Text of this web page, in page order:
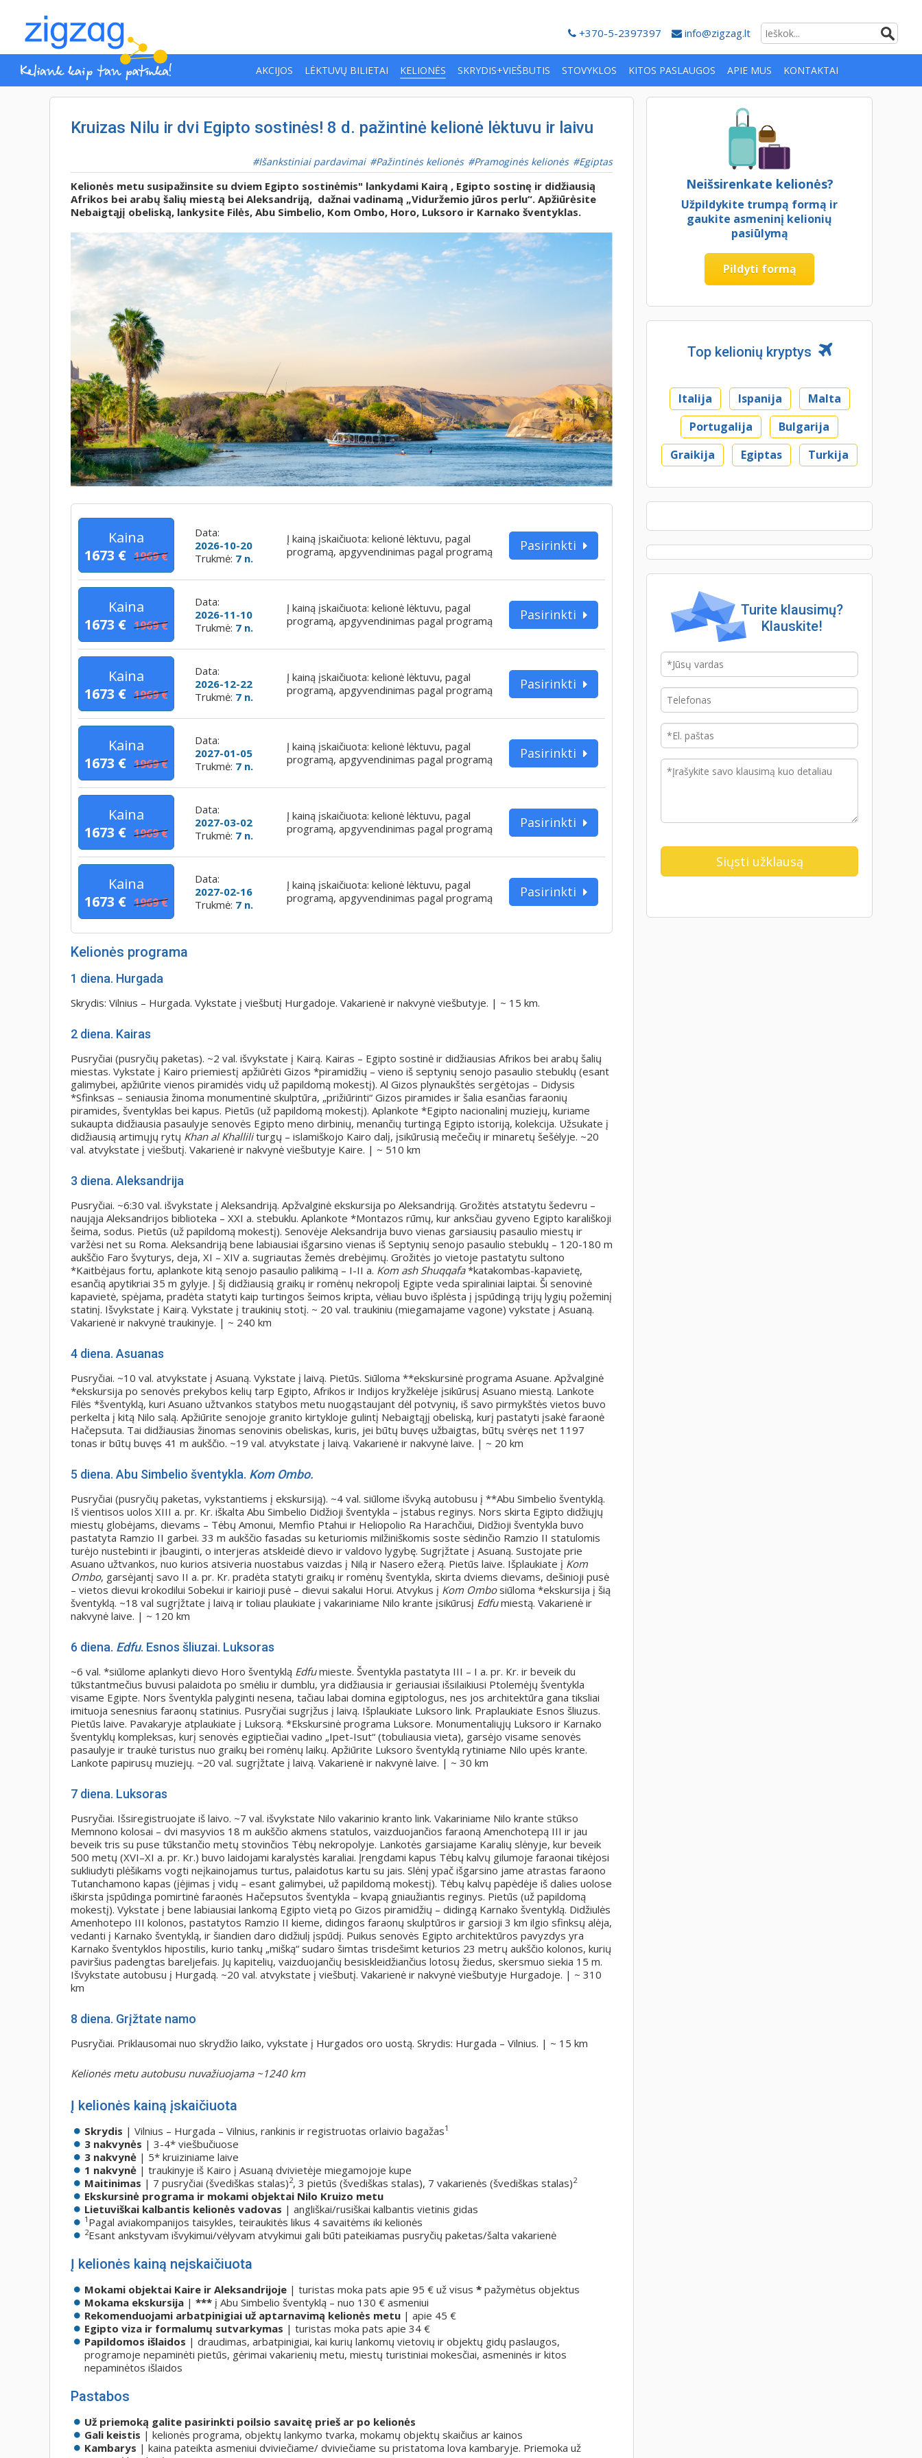
+370-5-2397397 info@zigzag.lt
AKCIJOS LĖKTUVŲ BILIETAI KELIONĖS SKRYDIS+VIEŠBUTIS STOVYKLOS KITOS PASLAUGOS APIE MUS KONTAKTAI
Kruizas Nilu ir dvi Egipto sostinės! 8 d. pažintinė kelionė lėktuvu ir laivu
Išankstiniai pardavimai Pažintinės kelionės Pramoginės kelionės Egiptas
Kelionės metu susipažinsite su dviem Egipto sostinėmis" lankydami Kairą , Egipto sostinę ir didžiausią
Afrikos bei arabų šalių miestą bei Aleksandriją, dažnai vadinamą „Viduržemio jūros perlu“. Apžiūrėsite
Nebaigtąjį obeliską, lankysite Filės, Abu Simbelio, Kom Ombo, Horo, Luksoro ir Karnako šventyklas.
Kaina
1673 € 1969 €
Data:
2026-10-20
Trukmė: 7 n.
Į kainą įskaičiuota: kelionė lėktuvu, pagal
programą, apgyvendinimas pagal programą
Pasirinkti
Kaina
1673 € 1969 €
Data:
2026-11-10
Trukmė: 7 n.
Į kainą įskaičiuota: kelionė lėktuvu, pagal
programą, apgyvendinimas pagal programą
Pasirinkti
Kaina
1673 € 1969 €
Data:
2026-12-22
Trukmė: 7 n.
Į kainą įskaičiuota: kelionė lėktuvu, pagal
programą, apgyvendinimas pagal programą
Pasirinkti
Kaina
1673 € 1969 €
Data:
2027-01-05
Trukmė: 7 n.
Į kainą įskaičiuota: kelionė lėktuvu, pagal
programą, apgyvendinimas pagal programą
Pasirinkti
Kaina
1673 € 1969 €
Data:
2027-03-02
Trukmė: 7 n.
Į kainą įskaičiuota: kelionė lėktuvu, pagal
programą, apgyvendinimas pagal programą
Pasirinkti
Kaina
1673 € 1969 €
Data:
2027-02-16
Trukmė: 7 n.
Į kainą įskaičiuota: kelionė lėktuvu, pagal
programą, apgyvendinimas pagal programą
Pasirinkti
Kelionės programa
1 diena. Hurgada
Skrydis: Vilnius – Hurgada. Vykstate į viešbutį Hurgadoje. Vakarienė ir nakvynė viešbutyje. | ~ 15 km.
2 diena. Kairas
Pusryčiai (pusryčių paketas). ~2 val. išvykstate į Kairą. Kairas – Egipto sostinė ir didžiausias Afrikos bei arabų šalių
miestas. Vykstate į Kairo priemiestį apžiūrėti Gizos *piramidžių – vieno iš septynių senojo pasaulio stebuklų (esant
galimybei, apžiūrite vienos piramidės vidų už papildomą mokestį). Al Gizos plynaukštės sergėtojas – Didysis
*Sfinksas – seniausia žinoma monumentinė skulptūra, „prižiūrinti“ Gizos piramides ir šalia esančias faraonių
piramides, šventyklas bei kapus. Pietūs (už papildomą mokestį). Aplankote *Egipto nacionalinį muziejų, kuriame
sukaupta didžiausia pasaulyje senovės Egipto meno dirbinių, menančių turtingą Egipto istoriją, kolekcija. Užsukate į
didžiausią artimųjų rytų Khan al Khalliliturgų – islamiškojo Kairo dalį, įsikūrusią mečečių ir minaretų šešėlyje. ~20
val. atvykstate į viešbutį. Vakarienė ir nakvynė viešbutyje Kaire. | ~ 510 km
3 diena. Aleksandrija
Pusryčiai. ~6:30 val. išvykstate į Aleksandriją. Apžvalginė ekskursija po Aleksandriją. Grožitės atstatytu šedevru –
naująja Aleksandrijos biblioteka – XXI a. stebuklu. Aplankote *Montazos rūmų, kur anksčiau gyveno Egipto karališkoji
šeima, sodus. Pietūs (už papildomą mokestį). Senovėje Aleksandrija buvo vienas garsiausių pasaulio miestų ir
varžėsi net su Roma. Aleksandriją bene labiausiai išgarsino vienas iš Septynių senojo pasaulio stebuklų – 120-180 m
aukščio Faro švyturys, deja, XI – XIV a. sugriautas žemės drebėjimų. Grožitės jo vietoje pastatytu sultono
*Kaitbėjaus fortu, aplankote kitą senojo pasaulio palikimą – I-II a. Kom ash Shuqqafa*katakombas-kapavietę,
esančią apytikriai 35 m gylyje. Į šį didžiausią graikų ir romėnų nekropolį Egipte veda spiraliniai laiptai. Ši senovinė
kapavietė, spėjama, pradėta statyti kaip turtingos šeimos kripta, vėliau buvo išplėsta į įspūdingą trijų lygių požeminį
statinį. Išvykstate į Kairą. Vykstate į traukinių stotį. ~ 20 val. traukiniu (miegamajame vagone) vykstate į Asuaną.
Vakarienė ir nakvynė traukinyje. | ~ 240 km
4 diena. Asuanas
Pusryčiai. ~10 val. atvykstate į Asuaną. Vykstate į laivą. Pietūs. Siūloma **ekskursinė programa Asuane. Apžvalginė
*ekskursija po senovės prekybos kelių tarp Egipto, Afrikos ir Indijos kryžkelėje įsikūrusį Asuano miestą. Lankote
Filės *šventyklą, kuri Asuano užtvankos statybos metu nuogąstaujant dėl potvynių, iš savo pirmykštės vietos buvo
perkelta į kitą Nilo salą. Apžiūrite senojoje granito kirtykloje gulintį Nebaigtąjį obeliską, kurį pastatyti įsakė faraonė
Hačepsuta. Tai didžiausias žinomas senovinis obeliskas, kuris, jei būtų buvęs užbaigtas, būtų svėręs net 1197
tonas ir būtų buvęs 41 m aukščio. ~19 val. atvykstate į laivą. Vakarienė ir nakvynė laive. | ~ 20 km
5 diena. Abu Simbelio šventykla. Kom Ombo.
Pusryčiai (pusryčių paketas, vykstantiems į ekskursiją). ~4 val. siūlome išvyką autobusu į **Abu Simbelio šventyklą.
Iš vientisos uolos XIII a. pr. Kr. iškalta Abu Simbelio Didžioji šventykla – įstabus reginys. Nors skirta Egipto didžiųjų
miestų globėjams, dievams – Tėbų Amonui, Memfio Ptahui ir Heliopolio Ra Harachčiui, Didžioji šventykla buvo
pastatyta Ramzio II garbei. 33 m aukščio fasadas su keturiomis milžiniškomis soste sėdinčio Ramzio II statulomis
turėjo nustebinti ir įbauginti, o interjeras atskleidė dievo ir valdovo lygybę. Sugrįžtate į Asuaną. Sustojate prie
Asuano užtvankos, nuo kurios atsiveria nuostabus vaizdas į Nilą ir Nasero ežerą. Pietūs laive. Išplaukiate į Kom
Ombo, garsėjantį savo II a. pr. Kr. pradėta statyti graikų ir romėnų šventykla, skirta dviems dievams, dešinioji pusė
– vietos dievui krokodilui Sobekui ir kairioji pusė – dievui sakalui Horui. Atvykus į Kom Ombosiūloma *ekskursija į šią
šventyklą. ~18 val sugrįžtate į laivą ir toliau plaukiate į vakariniame Nilo krante įsikūrusį Edfumiestą. Vakarienė ir
nakvynė laive. | ~ 120 km
6 diena. Edfu. Esnos šliuzai. Luksoras
~6 val. *siūlome aplankyti dievo Horo šventyklą Edfumieste. Šventykla pastatyta III – I a. pr. Kr. ir beveik du
tūkstantmečius buvusi palaidota po smėliu ir dumblu, yra didžiausia ir geriausiai išsilaikiusi Ptolemėjų šventykla
visame Egipte. Nors šventykla palyginti nesena, tačiau labai domina egiptologus, nes jos architektūra gana tiksliai
imituoja senesnius faraonų statinius. Pusryčiai sugrįžus į laivą. Išplaukiate Luksoro link. Praplaukiate Esnos šliuzus.
Pietūs laive. Pavakaryje atplaukiate į Luksorą. *Ekskursinė programa Luksore. Monumentaliųjų Luksoro ir Karnako
šventyklų kompleksas, kurį senovės egiptiečiai vadino „Ipet-Isut“ (tobuliausia vieta), garsėjo visame senovės
pasaulyje ir traukė turistus nuo graikų bei romėnų laikų. Apžiūrite Luksoro šventyklą rytiniame Nilo upės krante.
Lankote papirusų muziejų. ~20 val. sugrįžtate į laivą. Vakarienė ir nakvynė laive. | ~ 30 km
7 diena. Luksoras
Pusryčiai. Išsiregistruojate iš laivo. ~7 val. išvykstate Nilo vakarinio kranto link. Vakariniame Nilo krante stūkso
Memnono kolosai – dvi masyvios 18 m aukščio akmens statulos, vaizduojančios faraoną Amenchotepą III ir jau
beveik tris su puse tūkstančio metų stovinčios Tėbų nekropolyje. Lankotės garsiajame Karalių slėnyje, kur beveik
500 metų (XVI–XI a. pr. Kr.) buvo laidojami karalystės karaliai. Įrengdami kapus Tėbų kalvų gilumoje faraonai tikėjosi
sukliudyti plėšikams vogti neįkainojamus turtus, palaidotus kartu su jais. Slėnį ypač išgarsino jame atrastas faraono
Tutanchamono kapas (įėjimas į vidų – esant galimybei, už papildomą mokestį). Tėbų kalvų papėdėje iš dalies uolose
iškirsta įspūdinga pomirtinė faraonės Hačepsutos šventykla – kvapą gniaužiantis reginys. Pietūs (už papildomą
mokestį). Vykstate į bene labiausiai lankomą Egipto vietą po Gizos piramidžių – didingą Karnako šventyklą. Didžiulės
Amenhotepo III kolonos, pastatytos Ramzio II kieme, didingos faraonų skulptūros ir garsioji 3 km ilgio sfinksų alėja,
vedanti į Karnako šventyklą, ir šiandien daro didžiulį įspūdį. Puikus senovės Egipto architektūros pavyzdys yra
Karnako šventyklos hipostilis, kurio tankų „mišką“ sudaro šimtas trisdešimt keturios 23 metrų aukščio kolonos, kurių
paviršius padengtas bareljefais. Jų kapitelių, vaizduojančių besiskleidžiančius lotosų žiedus, skersmuo siekia 15 m.
Išvykstate autobusu į Hurgadą. ~20 val. atvykstate į viešbutį. Vakarienė ir nakvynė viešbutyje Hurgadoje. | ~ 310
km
8 diena. Grįžtate namo
Pusryčiai. Priklausomai nuo skrydžio laiko, vykstate į Hurgados oro uostą. Skrydis: Hurgada – Vilnius. | ~ 15 km
Kelionės metu autobusu nuvažiuojama ~1240 km
Į kelionės kainą įskaičiuota
Skrydis | Vilnius – Hurgada – Vilnius, rankinis ir registruotas orlaivio bagažas1
3 nakvynės | 3-4* viešbučiuose
3 nakvynė | 5* kruiziniame laive
1 nakvynė | traukinyje iš Kairo į Asuaną dvivietėje miegamojoje kupe
Maitinimas | 7 pusryčiai (švediškas stalas)2, 3 pietūs (švediškas stalas), 7 vakarienės (švediškas stalas)2
Ekskursinė programa ir mokami objektai Nilo Kruizo metu
Lietuviškai kalbantis kelionės vadovas | angliškai/rusiškai kalbantis vietinis gidas
1 Pagal aviakompanijos taisykles, teiraukitės likus 4 savaitėms iki kelionės
2Esant ankstyvam išvykimui/vėlyvam atvykimui gali būti pateikiamas pusryčių paketas/šalta vakarienė
Į kelionės kainą neįskaičiuota
Mokami objektai Kaire ir Aleksandrijoje | turistas moka pats apie 95 € už visus * pažymėtus objektus
Mokama ekskursija | *** į Abu Simbelio šventyklą – nuo 130 € asmeniui
Rekomenduojami arbatpinigiai už aptarnavimą kelionės metu | apie 45 €
Egipto viza ir formalumų sutvarkymas | turistas moka pats apie 34 €
Papildomos išlaidos | draudimas, arbatpinigiai, kai kurių lankomų vietovių ir objektų gidų paslaugos,
programoje nepaminėti pietūs, gėrimai vakarienių metu, miestų turistiniai mokesčiai, asmeninės ir kitos
nepaminėtos išlaidos
Pastabos
Už priemoką galite pasirinkti poilsio savaitę prieš ar po kelionės
Gali keistis | kelionės programa, objektų lankymo tvarka, mokamų objektų skaičius ar kainos
Kambarys | kaina pateikta asmeniui dviviečiame/ dviviečiame su pristatoma lova kambaryje. Priemoka už
Neišsirenkate kelionės?
Užpildykite trumpą formą ir
gaukite asmeninį kelionių
pasiūlymą
Pildyti formą
Top kelionių kryptys
Italija Ispanija
Malta
Portugalija
Bulgarija
Graikija
Egiptas Turkija
Turite klausimų?
Klauskite!